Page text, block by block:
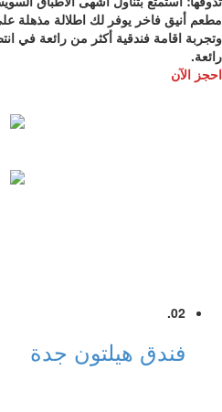
مطعم أنيق فاخر يوفر لك اطلالة مذهلة
وتجربة اقامة فندقية أكثر من رائعة في
رائعة.
احجز الآن
02.
فندق هيلتون جدة